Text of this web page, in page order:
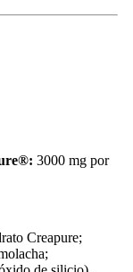
3000 mg por
Creapure;